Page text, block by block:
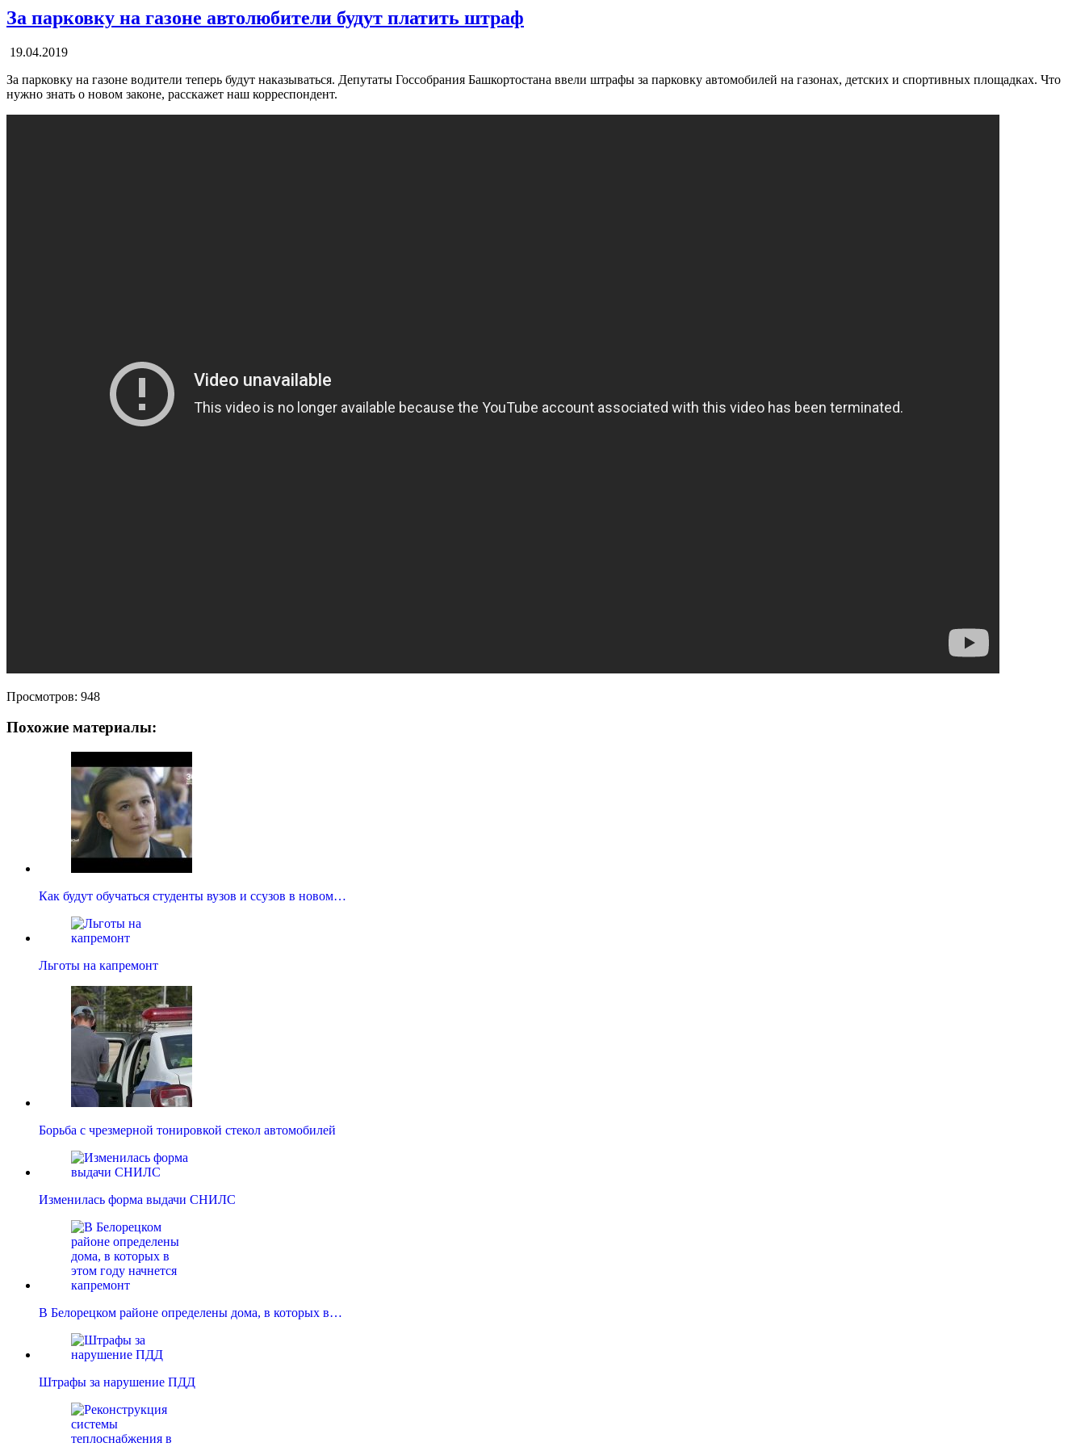
За парковку на газоне автолюбители будут платить штраф
19.04.2019
За парковку на газоне водители теперь будут наказываться. Депутаты Госсобрания Башкортостана ввели штрафы за парковку автомобилей на газонах, детских и спортивных площадках. Что
нужно знать о новом законе, расскажет наш корреспондент.
Просмотров: 948
Похожие материалы:
Как будут обучаться студенты вузов и ссузов в новом…
Льготы на капремонт
Борьба с чрезмерной тонировкой стекол автомобилей
Изменилась форма выдачи СНИЛС
В Белорецком районе определены дома, в которых в…
Штрафы за нарушение ПДД